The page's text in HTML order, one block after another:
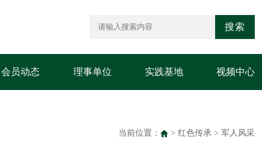
搜索
会员动态 理事单位 实践基地 视频中心
当前位置： > 红色传承 > 军人风采